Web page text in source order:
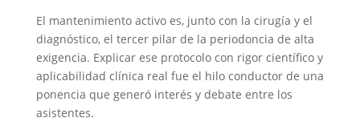
El mantenimiento activo es, junto con la cirugía y el
diagnóstico, el tercer pilar de la periodoncia de alta
exigencia. Explicar ese protocolo con rigor científico y
aplicabilidad clínica real fue el hilo conductor de una
ponencia que generó interés y debate entre los
asistentes.